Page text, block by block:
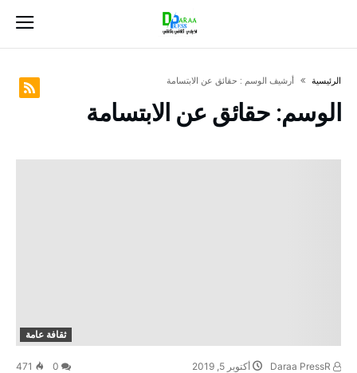
‫الرئيسية‬ ‫أرشيف الوسم :‬ حقائق عن الابتسامة
الوسم: حقائق عن الابتسامة
ثقافة عامة
أكتوبر 5, 2019 471